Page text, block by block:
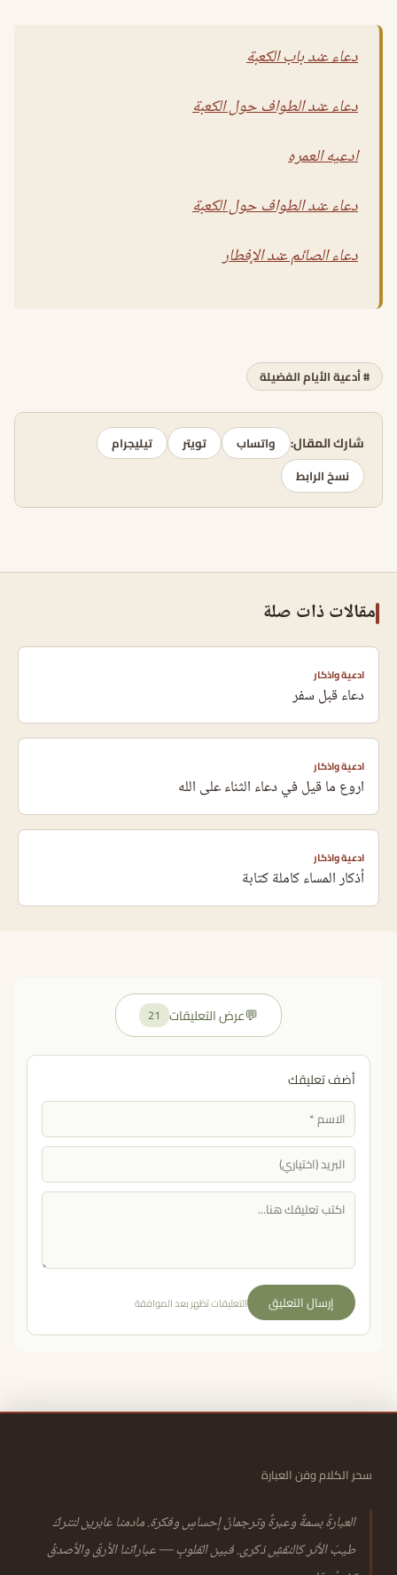
دعاء عند باب الكعبة
دعاء عند الطواف حول الكعبة
ادعيه العمره
دعاء عند الطواف حول الكعبة
دعاء الصائم عند الإفطار
# أدعية الأيام الفضيلة
شارك المقال: واتساب تويتر
تيليجرام
نسخ الرابط
مقالات ذات صلة
ادعية واذكار
دعاء قبل سفر
ادعية واذكار
اروع ما قيل في دعاء الثناء على الله
ادعية واذكار
أذكار المساء كاملة كتابة
💬عرض التعليقات 21
أضف تعليقك
إرسال التعليق التعليقات تظهر بعد الموافقة
سحر الكلام وفن العبارة
العبارةُ بسمةٌ وعبرةٌ وترجمانُ إحساسٍ وفكرة. مادمنا عابرين لنتركَ
طيبَ الأثر كالنقشِ ذكرى. فبين القلوبِ — عباراتنا الأرقّ والأصدقُ